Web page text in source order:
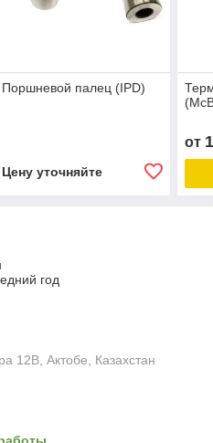
Поршневой палец (IPD)
Цену уточняйте
от
год
12В, Актобе, Казахстан